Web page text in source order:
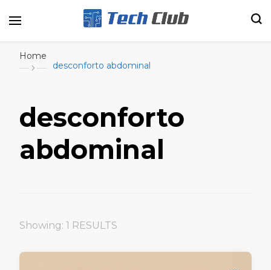
Home
desconforto abdominal
desconforto
abdominal
Showing: 1 RESULTS